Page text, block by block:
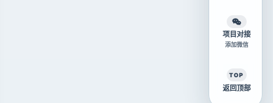
项目对接
添加微信
TOP
返回顶部